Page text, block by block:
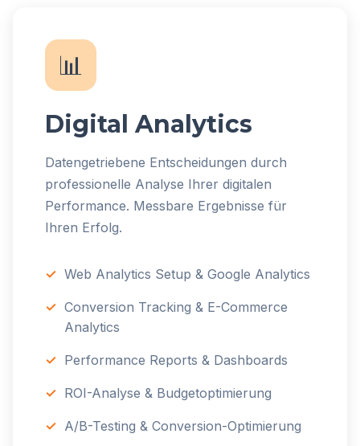
📊
Digital Analytics
Datengetriebene Entscheidungen durch
professionelle Analyse Ihrer digitalen
Performance. Messbare Ergebnisse für
Ihren Erfolg.
Web Analytics Setup & Google Analytics
Conversion Tracking & E-Commerce
Analytics
Performance Reports & Dashboards
ROI-Analyse & Budgetoptimierung
A/B-Testing & Conversion-Optimierung